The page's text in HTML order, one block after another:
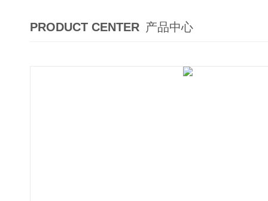
PRODUCT CENTER 产品中心